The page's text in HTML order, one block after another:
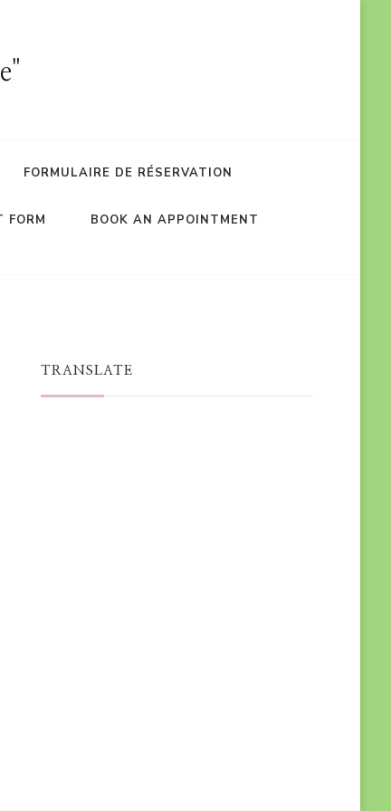
FORMULAIRE DE RÉSERVATION
FORM BOOK AN APPOINTMENT
TRANSLATE